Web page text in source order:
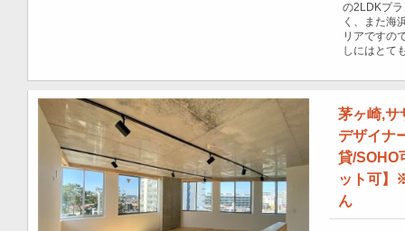
の2LDKプ
く、また海
リアですの
しにはとて
茅ヶ崎,サ
デザイナ
貸/SOHO
ット可】
ん